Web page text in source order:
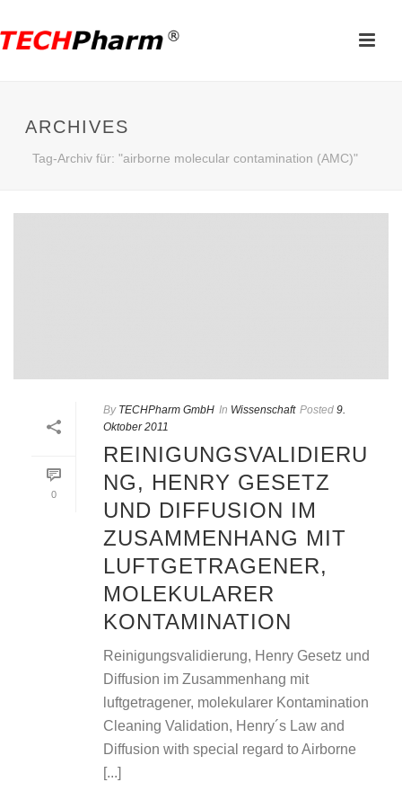
ARCHIVES
Tag-Archiv für: "airborne molecular contamination (AMC)"
0
By TECHPharm GmbH In Wissenschaft Posted 9.
Oktober 2011
REINIGUNGSVALIDIERU
NG, HENRY GESETZ
UND DIFFUSION IM
ZUSAMMENHANG MIT
LUFTGETRAGENER,
MOLEKULARER
KONTAMINATION
Reinigungsvalidierung, Henry Gesetz und
Diffusion im Zusammenhang mit
luftgetragener, molekularer Kontamination
Cleaning Validation, Henry´s Law and
Diffusion with special regard to Airborne
[...]